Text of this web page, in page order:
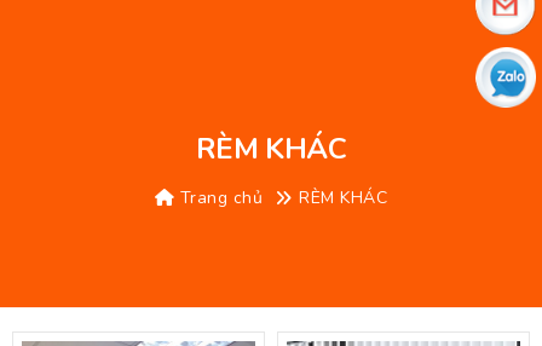
RÈM KHÁC
Trang chủ RÈM KHÁC